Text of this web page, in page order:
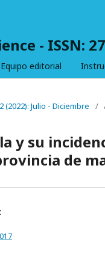
- ISSN:
Equipo editorial
(2022): Julio - Diciembre /
y su
de